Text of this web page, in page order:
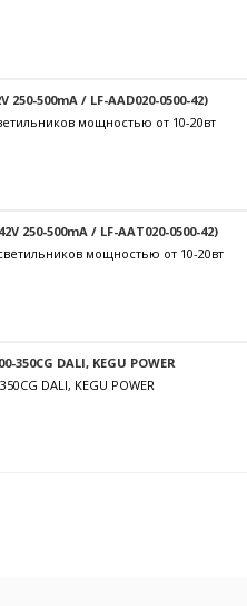
250-500mA / LF-AAD020-0500-42)
мощностью от 10-20вт
250-500mA / LF-AAT020-0500-42)
мощностью от 10-20вт
350CG DALI, KEGU POWER
DALI, KEGU POWER